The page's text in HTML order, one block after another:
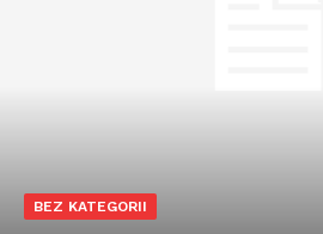
BEZ KATEGORII